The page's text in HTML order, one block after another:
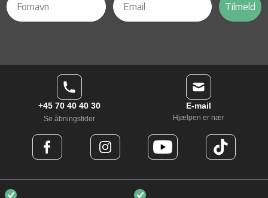
Tilmeld
+45 70 40 40 30
Se åbningstider
E-mail
Hjælpen er nær